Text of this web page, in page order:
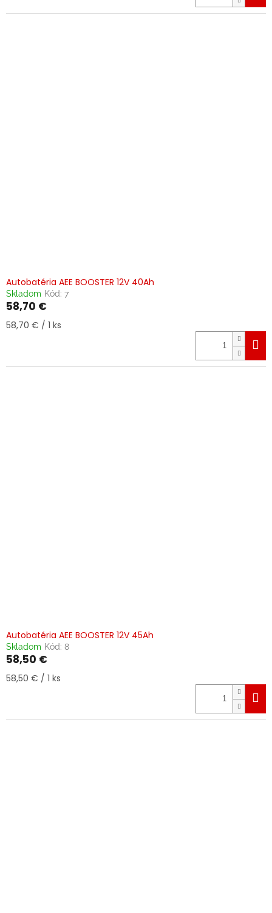
Autobatéria AEE BOOSTER 12V 40Ah
Skladom Kód: 7
58,70 €
Jednotková
58,70 € / 1 ks
Autobatéria AEE BOOSTER 12V 45Ah
Skladom Kód: 8
58,50 €
Jednotková
58,50 € / 1 ks